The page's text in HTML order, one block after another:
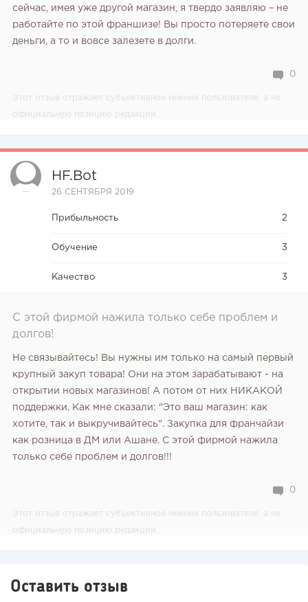
сейчас, имея уже другой магазин, я твердо заявляю – не
работайте по этой франшизе! Вы просто потеряете свои
деньги, а то и вовсе залезете в долги.
0
Этот отзыв отражает субъективное мнение пользователя, а не
официальную позицию редакции.
HF.bot
26 СЕНТЯБРЯ 2019
Прибыльность 2
Обучение 3
Качество 3
С этой фирмой нажила только себе проблем и
долгов!
Не связывайтесь! Вы нужны им только на самый первый
крупный закуп товара! Они на этом зарабатывают - на
открытии новых магазинов! А потом от них НИКАКОЙ
поддержки. Как мне сказали: "Это ваш магазин: как
хотите, так и выкручивайтесь". Закупка для франчайзи
как розница в ДМ или Ашане. С этой фирмой нажила
только себе проблем и долгов!!!
0
Этот отзыв отражает субъективное мнение пользователя, а не
официальную позицию редакции.
Оставить отзыв